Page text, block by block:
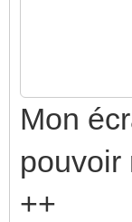
Mon
++